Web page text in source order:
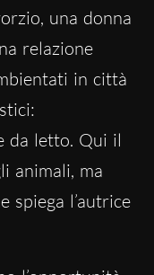
una donna
relazione
in città
da letto. Qui il
animali, ma
spiega l’autrice